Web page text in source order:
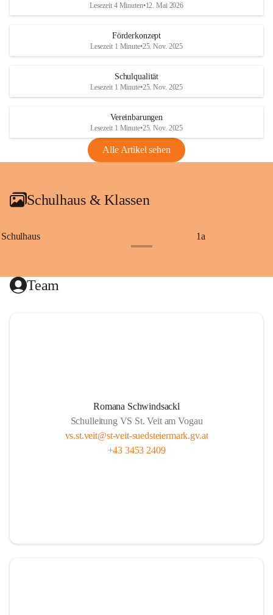
Lesezeit 4 Minuten•12. Mai 2026
Förderkonzept
Lesezeit 1 Minute•25. Nov. 2025
Schulqualität
Lesezeit 1 Minute•25. Nov. 2025
Vereinbarungen
Lesezeit 1 Minute•25. Nov. 2025
Alle Artikel sehen
Schulhaus & Klassen
Schulhaus 1a
Team
Romana Schwindsackl
Schulleitung VS St. Veit am Vogau
vs.st.veit@st-veit-suedsteiermark.gv.at
+43 3453 2409